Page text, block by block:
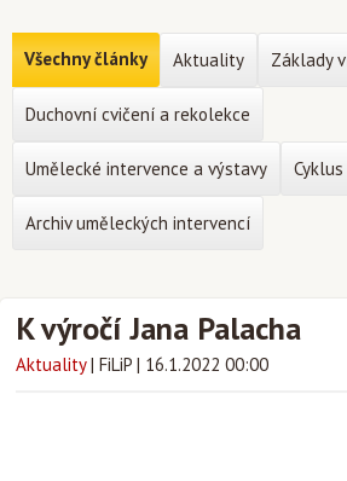
K výročí Jana Palacha
Aktuality | FiLiP | 16.1.2022 00:00
Všechny články Aktuality Základy
Duchovní cvičení a rekolekce
Umělecké intervence a výstavy
Archiv uměleckých intervencí